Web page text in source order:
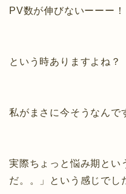
PV数が伸びないーーー！
という時ありますよね？
私がまさに今そうなんで
実際ちょっと悩み期とい
だ。。」という感じでし